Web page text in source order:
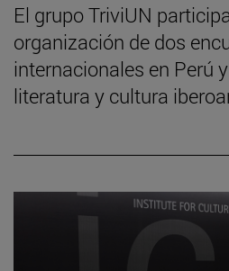
El grupo TriviUN
organización de dos
internacionales en Perú
literatura y cultura